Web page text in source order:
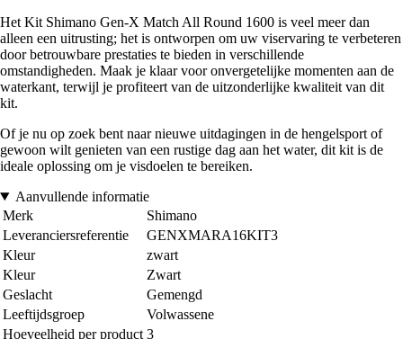
Het Kit Shimano Gen-X Match All Round 1600 is veel meer dan
alleen een uitrusting; het is ontworpen om uw viservaring te verbeteren
door betrouwbare prestaties te bieden in verschillende
omstandigheden. Maak je klaar voor onvergetelijke momenten aan de
waterkant, terwijl je profiteert van de uitzonderlijke kwaliteit van dit
kit.
Of je nu op zoek bent naar nieuwe uitdagingen in de hengelsport of
gewoon wilt genieten van een rustige dag aan het water, dit kit is de
ideale oplossing om je visdoelen te bereiken.
Aanvullende informatie
Merk
Shimano
Leveranciersreferentie
GENXMARA16KIT3
Kleur
zwart
Kleur
Zwart
Geslacht
Gemengd
Leeftijdsgroep
Volwassene
Hoeveelheid per product 3